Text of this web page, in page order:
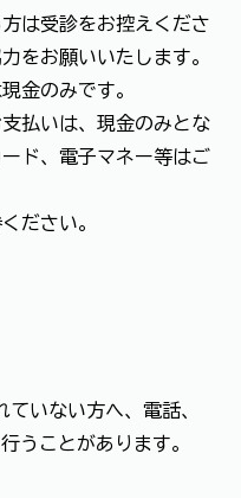
は受診をお控えくださ
をお願いいたします。
金のみです。
払いは、現金のみとな
ド、電子マネー等はご
ださい。
いない方へ、電話、
うことがあります。